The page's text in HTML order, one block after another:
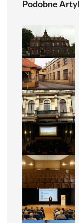
Podobne